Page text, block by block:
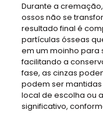
Durante a
ossos não se
resultado final é
partículas ósseas
em um moinho para
facilitando a
fase, as cinzas
podem ser
local de escolha ou
significativo,